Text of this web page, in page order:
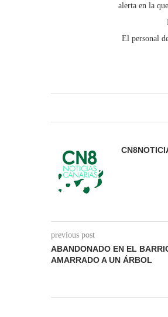
alerta en la
El personal
previous post
ABANDONADO EN EL
AMARRADO A UN ÁRBOL